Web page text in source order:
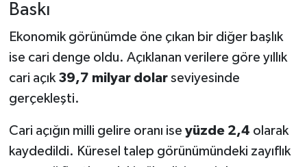
Baskı
Ekonomik görünümde öne çıkan bir diğer başlık
ise cari denge oldu. Açıklanan verilere göre yıllık
cari açık 39,7 milyar dolarseviyesinde
gerçekleşti.
Cari açığın milli gelire oranı ise yüzde 2,4 olarak
kaydedildi. Küresel talep görünümündeki zayıflık